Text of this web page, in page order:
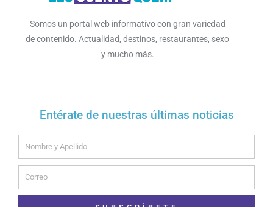
Somos un portal web informativo con gran variedad
de contenido. Actualidad, destinos, restaurantes, sexo
y mucho más.
Entérate de nuestras últimas noticias